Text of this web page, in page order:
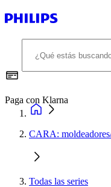
Paga con Klarna
CARA:
Todas las series